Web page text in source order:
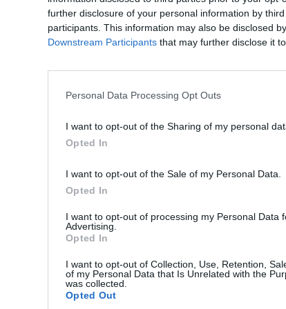
further disclosure of your personal information by
participants. This information may also be disclosed
Downstream Participants that may further disclose it
Personal Data Processing Opt Outs
I want to opt-out of the Sharing of my personal
Opted In
I want to opt-out of the Sale of my Personal Data.
Opted In
I want to opt-out of processing my Personal Data
Advertising.
Opted In
I want to opt-out of Collection, Use, Retention,
of my Personal Data that Is Unrelated with the
was collected.
Opted Out
πολιτικής κρίσης που υπάρχει στην Τουρκία.
ΔΙΑΦΗΜΙΣΗ
ΚΟΤΖΙΑΣ ΤΟΥΡΚΙΑ